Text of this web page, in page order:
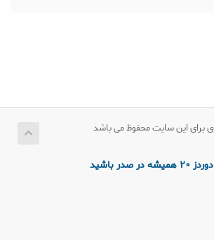
برای این سایت محفوظ می باشد
در صدر باشید